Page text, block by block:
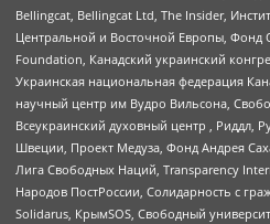
Bellingcat, Bellingcat Ltd, The Insider,
Центральной и Восточной Европы, Фонд
Foundation, Канадский украинский
Украинская национальная федерация
научный центр им Вудро Вильсона,
Всеукраинский духовный центр , Риддл,
Швеции, Проект Медуза, Фонд Андрея
Лига Свободных Наций, Transparеncy
Народов ПостРоссии, Солидарность с
Solidarus, КрымSOS, Свободный